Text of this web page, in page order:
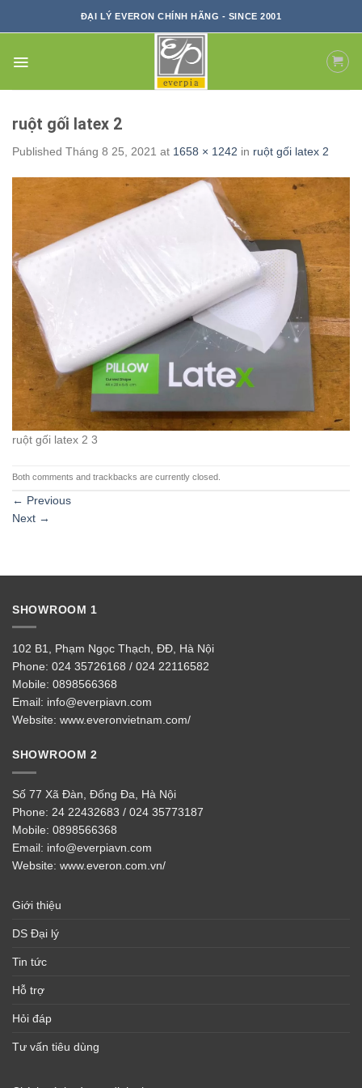
ĐẠI LÝ EVERON CHÍNH HÃNG - SINCE 2001
ruột gối latex 2
Published Tháng 8 25, 2021 at 1658 × 1242 in ruột gối latex 2
ruột gối latex 2 3
Both comments and trackbacks are currently closed.
← Previous
Next →
SHOWROOM 1
102 B1, Phạm Ngọc Thạch, ĐĐ, Hà Nội
Phone: 024 35726168 / 024 22116582
Mobile: 0898566368
Email: info@everpiavn.com
Website: www.everonvietnam.com/
SHOWROOM 2
Số 77 Xã Đàn, Đống Đa, Hà Nội
Phone: 24 22432683 / 024 35773187
Mobile: 0898566368
Email: info@everpiavn.com
Website: www.everon.com.vn/
Giới thiệu
DS Đại lý
Tin tức
Hỗ trợ
Hỏi đáp
Tư vấn tiêu dùng